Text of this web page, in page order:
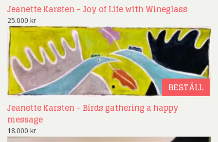
Jeanette Karsten – Joy of Life with Wineglass
25.000 kr
BESTÄLL
Jeanette Karsten – Birds gathering a happy
message
18.000 kr